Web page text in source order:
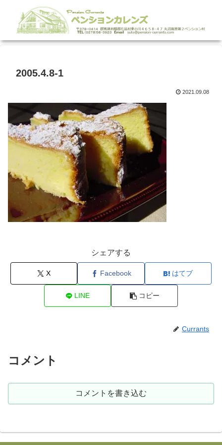
2005.4.8-1
2021.09.08
シェアする
X Facebook はてブ
LINE コピー
Currants
コメント
コメントを書き込む